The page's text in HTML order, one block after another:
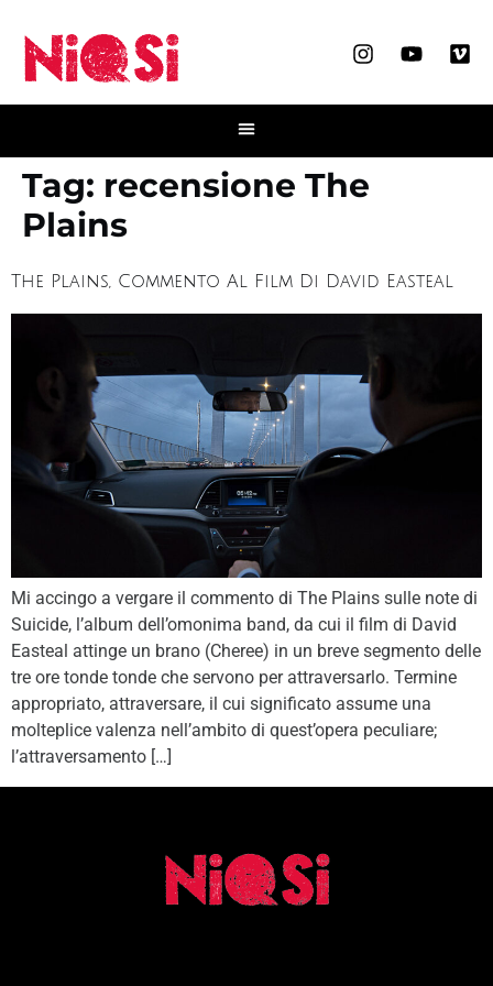
Tag: recensione The
Plains
The Plains, Commento Al Film Di David Easteal
Mi accingo a vergare il commento di The Plains sulle note di
Suicide, l’album dell’omonima band, da cui il film di David
Easteal attinge un brano (Cheree) in un breve segmento delle
tre ore tonde tonde che servono per attraversarlo. Termine
appropriato, attraversare, il cui significato assume una
molteplice valenza nell’ambito di quest’opera peculiare;
l’attraversamento […]